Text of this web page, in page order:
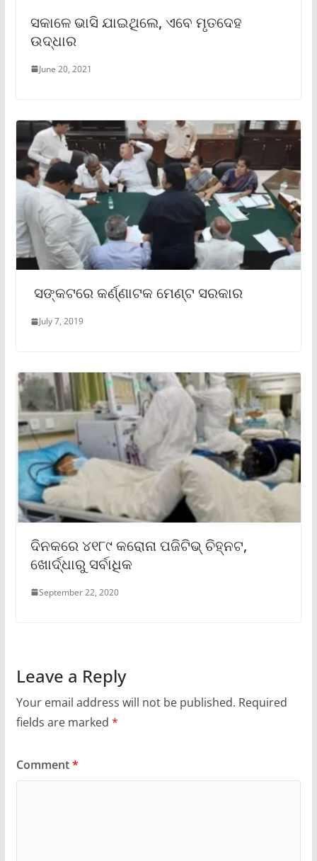
ସକାଳେ ଭାସି ଯାଇଥିଲେ, ଏବେ ମୃତଦେହ
ଉଦ୍ଧାର
June 20, 2021
ସଙ୍କଟରେ କର୍ଣ୍ଣାଟକ ମେଣ୍ଟ ସରକାର
July 7, 2019
ଦିନକରେ ୪୧୮୯ କରୋନା ପଜିଟିଭ୍ ଚିହ୍ନଟ,
ଖୋର୍ଦ୍ଧାରୁ ସର୍ବାଧିକ
September 22, 2020
Leave a Reply
Your email address will not be published. Required
fields are marked *
Comment*